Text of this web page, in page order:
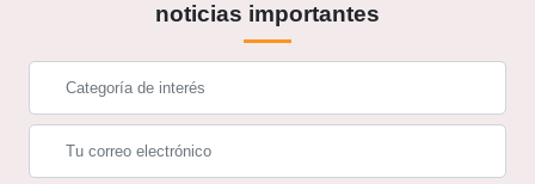
noticias importantes